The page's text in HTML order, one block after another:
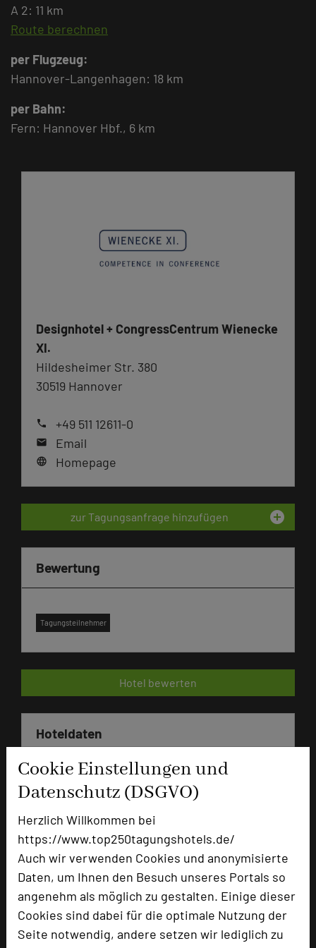
Cookie Einstellungen und
Datenschutz (DSGVO)
Herzlich Willkommen bei
https://www.top250tagungshotels.de/
Auch wir verwenden Cookies und anonymisierte
Daten, um Ihnen den Besuch unseres Portals so
angenehm als möglich zu gestalten. Einige dieser
Cookies sind dabei für die optimale Nutzung der
Seite notwendig, andere setzen wir lediglich zu
A 2: 11 km
Route berechnen
per Flugzeug:
Hannover-Langenhagen: 18 km
per Bahn:
Fern: Hannover Hbf., 6 km
Designhotel + CongressCentrum Wienecke
XI.
Hildesheimer Str. 380
30519 Hannover
phone +49 511 12611-0
mail Email
language Homepage
zur Tagungsanfrage hinzufügen add_circle
Bewertung
Tagungsteilnehmer
Hotel bewerten
Hoteldaten
Max. Tagungskapazität (Personen)
U-Form
Reihenbestuhlung
Tagungsräume
Ausstellungsfläche 3000 qm
Zimmer
140
Doppelzimmer
132
Juniorsuiten
6